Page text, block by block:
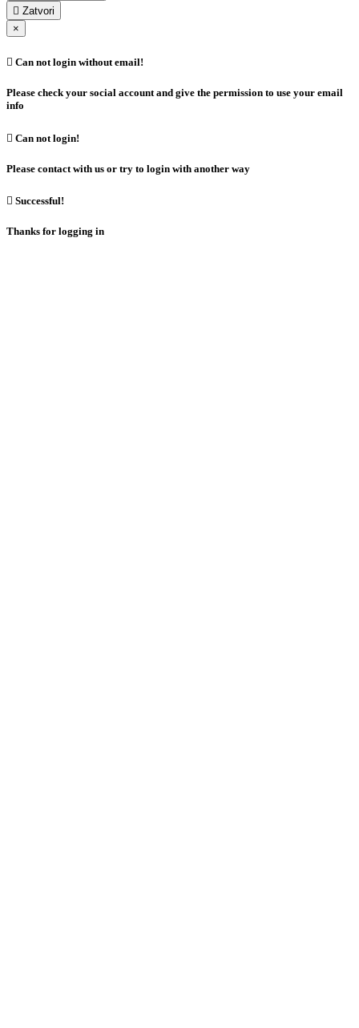
 Zatvori
×
 Can not login without email!
Please check your social account and give the permission to use your email
info
 Can not login!
Please contact with us or try to login with another way
 Successful!
Thanks for logging in